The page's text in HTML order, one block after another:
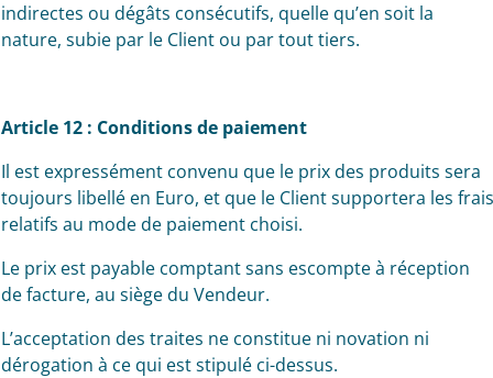
indirectes ou dégâts consécutifs, quelle qu’en soit la
nature, subie par le Client ou par tout tiers.
Article 12 : Conditions de paiement
Il est expressément convenu que le prix des produits sera
toujours libellé en Euro, et que le Client supportera les frais
relatifs au mode de paiement choisi.
Le prix est payable comptant sans escompte à réception
de facture, au siège du Vendeur.
L’acceptation des traites ne constitue ni novation ni
dérogation à ce qui est stipulé ci-dessus.